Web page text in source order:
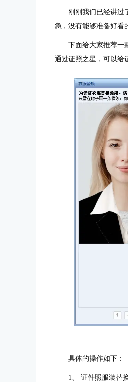
刚刚我们已经讲过
急，没有能够准备好看
下面给大家推荐一
通过证照之星，可以给
具体的操作如下：
1、 证件照服装替